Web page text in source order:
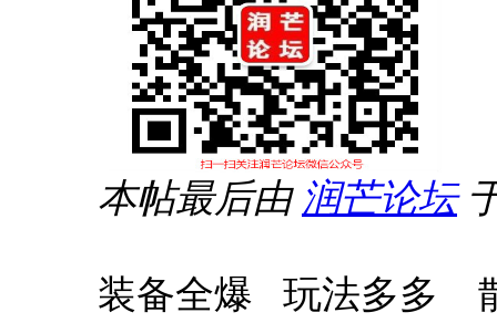
本帖最后由 润芒论坛
装备全爆 玩法多多